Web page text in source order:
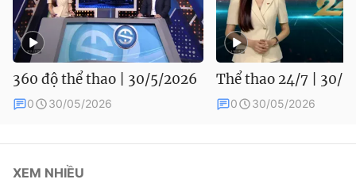
360 độ thể thao | 30/5/2026
0 30/05/2026
Thể thao 24/7 | 30/
0 30/05/2026
XEM NHIỀU